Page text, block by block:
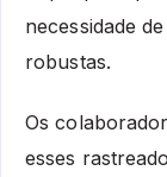
necessidade
robustas.
Os
esses